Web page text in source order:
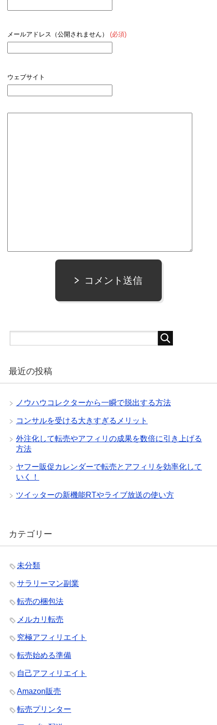
メールアドレス（公開されません） (必須)
ウェブサイト
コメント送信
最近の投稿
ノウハウコレクターから一瞬で脱出する方法
コンサルを受ける大きすぎるメリット
外注化して転売やアフィリの成果を数倍に引き上げる
方法
ヤフー販促カレンダーで転売とアフィリを効率化して
いく！
ツイッターの新機能RTやライブ放送の使い方
カテゴリー
未分類
サラリーマン副業
転売の梱包法
メルカリ転売
究極アフィリエイト
転売始める準備
自己アフィリエイト
Amazon販売
転売プリンター